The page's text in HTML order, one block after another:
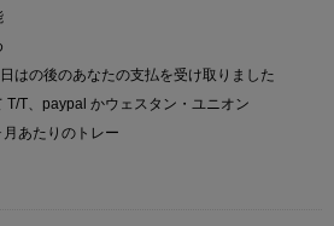
はの後のあなたの支払を受け取りました
T/T、paypal かウェスタン・ユニオン
あたりのトレー